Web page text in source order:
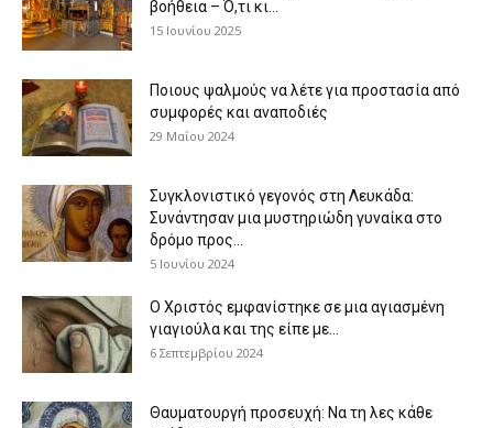
βοήθεια – Ό,τι κι...
15 Ιουνίου 2025
Ποιους ψαλμούς να λέτε για προστασία από
συμφορές και αναποδιές
29 Μαΐου 2024
Συγκλονιστικό γεγονός στη Λευκάδα:
Συνάντησαν μια μυστηριώδη γυναίκα στο
δρόμο προς...
5 Ιουνίου 2024
Ο Χριστός εμφανίστηκε σε μια αγιασμένη
γιαγιούλα και της είπε με...
6 Σεπτεμβρίου 2024
Θαυματουργή προσευχή: Να τη λες κάθε